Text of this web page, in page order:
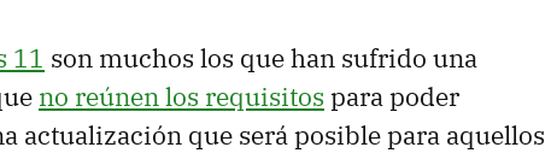
11 son muchos los que han sufrido una
no reúnen los requisitos para poder
actualización que será posible para aquellos